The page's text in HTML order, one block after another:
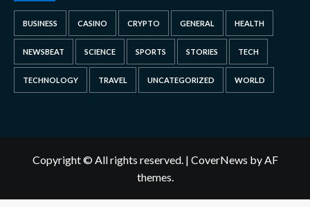
BUSINESS CASINO CRYPTO GENERAL HEALTH
NEWSBEAT SCIENCE SPORTS STORIES TECH
TECHNOLOGY TRAVEL UNCATEGORIZED WORLD
Copyright © All rights reserved. | CoverNews by AF
themes.